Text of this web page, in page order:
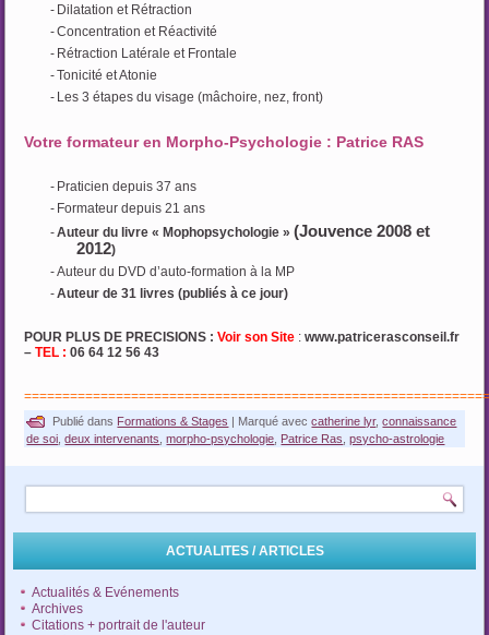
- Dilatation et Rétraction
-Concentration et Réactivité
- Rétraction Latérale et Frontale
-Tonicité et Atonie
- Les 3 étapes du visage (mâchoire, nez, front)
Votre formateur en Morpho-Psychologie : Patrice RAS
- Praticien depuis 37 ans
- Formateur depuis 21 ans
-Auteur du livre « Mophopsychologie »(Jouvence 2008 et
2012)
-Auteur du DVD d’auto-formation à la MP
-Auteur de 31 livres (publiés à ce jour)
POUR PLUS DE PRECISIONS :Voir son Site :www.patricerasconseil.fr
–TEL : 06 64 12 56 43
Publié dans Formations & Stages | Marqué avec catherine lyr,connaissance
de soi ,deux intervenants ,morpho-psychologie Patrice Ras ,psycho-astrologie
ACTUALITES / ARTICLES
Actualités & Evénements
Archives
Citations + portrait de l'auteur